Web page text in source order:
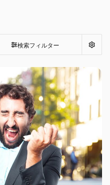
検索フィルター